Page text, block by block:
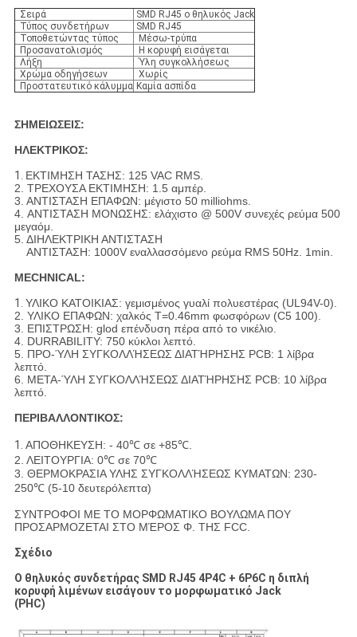
Σειρά
SMD RJ45 ο θηλυκός Jack
Τύπος συνδετήρων
SMD RJ45
Τοποθετώντας τύπος
Μέσω-τρύπα
Προσανατολισμός
Η κορυφή εισάγεται
Λήξη
Ύλη συγκολλήσεως
Χρώμα οδηγήσεων
Χωρίς
Προστατευτικό κάλυμμα Καμία ασπίδα
ΣΗΜΕΙΩΣΕΙΣ:
ΗΛΕΚΤΡΙΚΟΣ:
1. ΕΚΤΙΜΗΣΗ ΤΑΣΗΣ: 125 VAC RMS.
2. ΤΡΕΧΟΥΣΑ ΕΚΤΙΜΗΣΗ: 1.5 αμπέρ.
3. ΑΝΤΙΣΤΑΣΗ ΕΠΑΦΩΝ: μέγιστο 50 milliohms.
4. ΑΝΤΙΣΤΑΣΗ ΜΟΝΩΣΗΣ: ελάχιστο @ 500V συνεχές ρεύμα 500
μεγαόμ.
5. ΔΙΗΛΕΚΤΡΙΚΗ ΑΝΤΙΣΤΑΣΗ
ΑΝΤΙΣΤΑΣΗ: 1000V εναλλασσόμενο ρεύμα RMS 50Hz. 1min.
MECHNICAL:
1. ΥΛΙΚΟ ΚΑΤΟΙΚΙΑΣ: γεμισμένος γυαλί πολυεστέρας (UL94V-0).
2. ΥΛΙΚΟ ΕΠΑΦΩΝ: χαλκός T=0.46mm φωσφόρων (C5 100).
3. ΕΠΙΣΤΡΩΣΗ: glod επένδυση πέρα από το νικέλιο.
4. DURRABILITY: 750 κύκλοι λεπτό.
5. ΠΡΟ-ΎΛΗ ΣΥΓΚΟΛΛΉΣΕΩΣ ΔΙΑΤΉΡΗΣΗΣ PCB: 1 λίβρα
λεπτό.
6. ΜΕΤΑ-ΎΛΗ ΣΥΓΚΟΛΛΉΣΕΩΣ ΔΙΑΤΉΡΗΣΗΣ PCB: 10 λίβρα
λεπτό.
ΠΕΡΙΒΑΛΛΟΝΤΙΚΟΣ:
1. ΑΠΟΘΗΚΕΥΣΗ: - 40℃ σε +85℃.
2. ΛΕΙΤΟΥΡΓΙΑ: 0℃ σε 70℃
3. ΘΕΡΜΟΚΡΑΣΙΑ ΥΛΗΣ ΣΥΓΚΟΛΛΉΣΕΩΣ ΚΥΜΑΤΩΝ: 230-
250℃ (5-10 δευτερόλεπτα)
ΣΥΝΤΡΟΦΟΙ ΜΕ ΤΟ ΜΟΡΦΩΜΑΤΙΚΟ ΒΟΥΛΩΜΑ ΠΟΥ
ΠΡΟΣΑΡΜΟΖΕΤΑΙ ΣΤΟ ΜΈΡΟΣ Φ. ΤΗΣ FCC.
Σχέδιο
Ο θηλυκός συνδετήρας SMD RJ45 4P4C + 6P6C η διπλή
κορυφή λιμένων εισάγουν το μορφωματικό Jack
(PHC)